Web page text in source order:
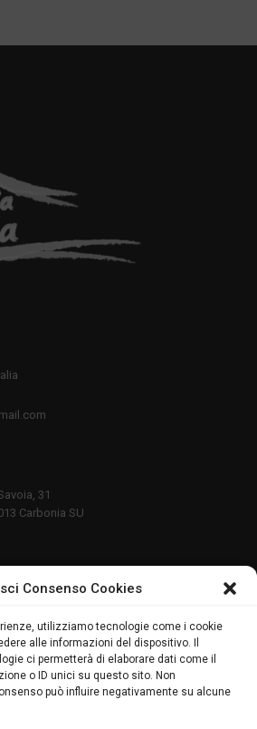
Consenso Cookies
utilizziamo tecnologie come i cookie
alle informazioni del dispositivo. Il
ci permetterà di elaborare dati come il
o ID unici su questo sito. Non
può influire negativamente su alcune
31
Carbonia SU
PRIVACY (UE)